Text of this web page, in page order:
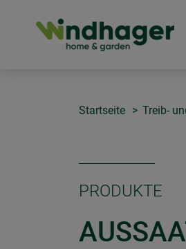
Startseite Treib-
PRODUKTE